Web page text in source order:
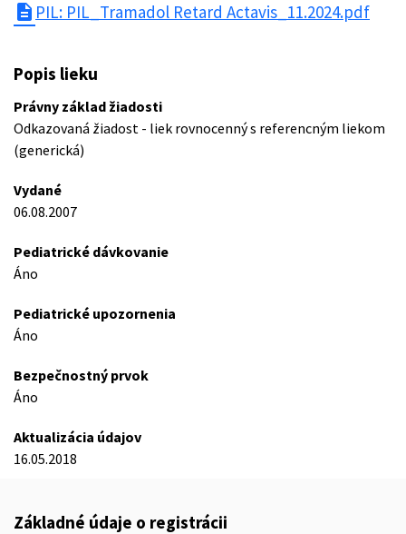
description PIL: PIL_Tramadol Retard Actavis_11.2024.pdf
Popis lieku
Právny základ žiadosti
Odkazovaná žiadost - liek rovnocenný s referencným liekom
(generická)
Vydané
06.08.2007
Pediatrické dávkovanie
Áno
Pediatrické upozornenia
Áno
Bezpečnostný prvok
Áno
Aktualizácia údajov
16.05.2018
Základné údaje o registrácii